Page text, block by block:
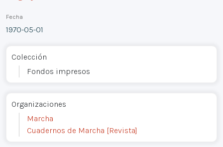
Fecha
1970-05-01
Colección
Fondos impresos
Organizaciones
Marcha
Cuadernos de Marcha [Revista]